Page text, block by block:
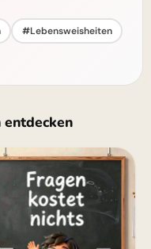
#Lebensweisheiten
entdecken
für Instagram!